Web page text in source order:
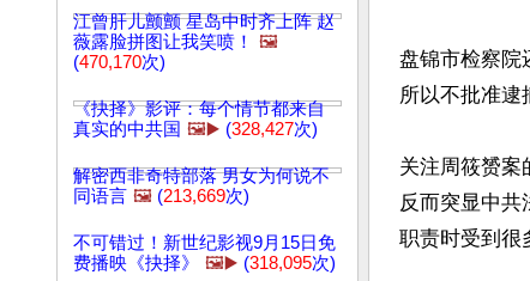
江曾肝儿颤颤 星岛中时齐上阵 赵
薇露脸拼图让我笑喷！
🖼️
(470,170次)
《抉择》影评：每个情节都来自
真实的中共国 🖼️▶️ (328,427次)
解密西非奇特部落 男女为何说不
同语言 🖼️ (213,669次)
不可错过！新世纪影视9月15日免
费播映《抉择》
🖼️▶️ (318,095次)
盘锦市检察院
所以不批准逮
关注周筱赟案
反而突显中
职责时受到很